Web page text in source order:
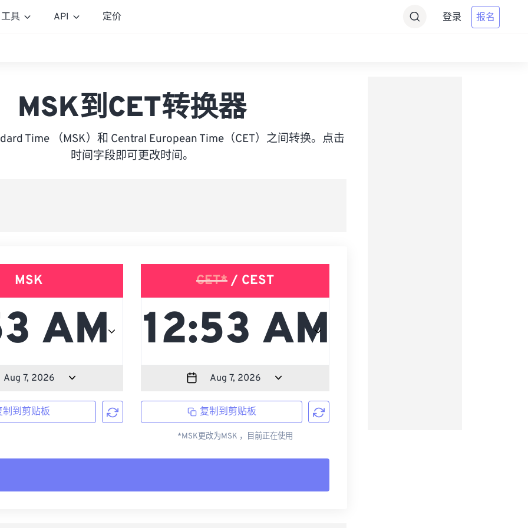
工具 API 定价 登录 报名
MSK到CET转换器
Time （MSK）和 Central European Time（CET）之间转换。点击
时间字段即可更改时间。
MSK
制到剪贴板
CET* / CEST
复制到剪贴板
*MSK更改为MSK ，目前正在使用